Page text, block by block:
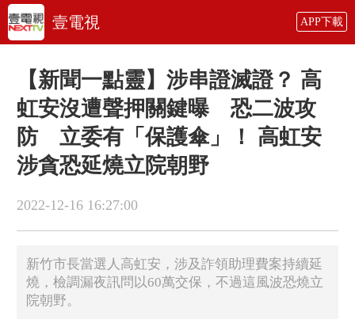
壹電視 APP下載
【新聞一點靈】涉串證滅證？ 高
虹安沒遭聲押關鍵曝 恐二波攻
防 立委有「保護傘」！ 高虹安
涉貪恐延燒立院朝野
2022-12-16 16:27:00
新竹市長當選人高虹安，涉及詐領助理費案持續延
燒，檢調漏夜訊問以60萬交保，不過這風波恐燒立
院朝野。